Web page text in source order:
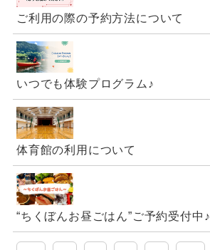
ご利用の際の予約方法について
いつでも体験プログラム♪
体育館の利用について
“ちくぼんお昼ごはん”ご予約受付中♪